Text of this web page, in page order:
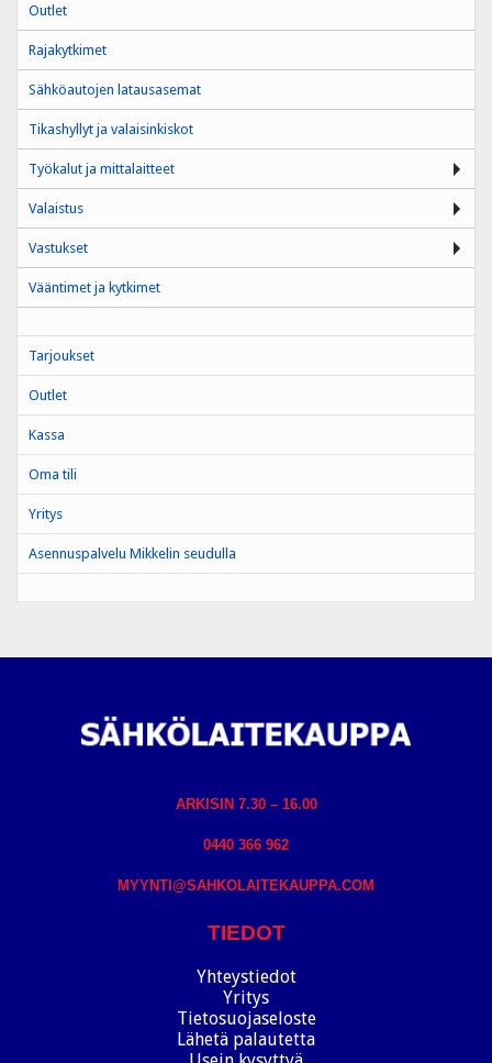
Outlet
Rajakytkimet
Sähköautojen latausasemat
Tikashyllyt ja valaisinkiskot
Työkalut ja mittalaitteet
Valaistus
Vastukset
Vääntimet ja kytkimet
Tarjoukset
Outlet
Kassa
Oma tili
Yritys
Asennuspalvelu Mikkelin seudulla
ARKISIN 7.30 – 16.00
0440 366 962
MYYNTI@SAHKOLAITEKAUPPA.COM
TIEDOT
Yhteystiedot
Yritys
Tietosuojaseloste
Lähetä palautetta